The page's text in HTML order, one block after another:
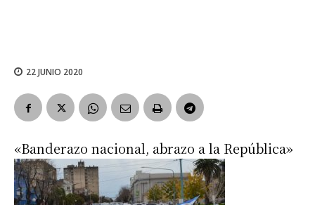
22 JUNIO 2020
«Banderazo nacional, abrazo a la República»